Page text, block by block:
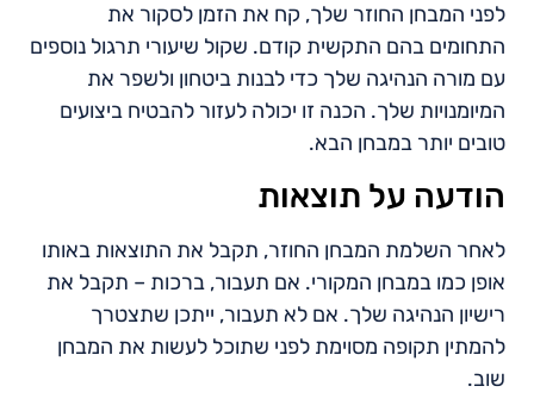
לפני המבחן החוזר שלך, קח את הזמן לסקור את
התחומים בהם התקשית קודם. שקול שיעורי תרגול נוספים
עם מורה הנהיגה שלך כדי לבנות ביטחון ולשפר את
המיומנויות שלך. הכנה זו יכולה לעזור להבטיח ביצועים
טובים יותר במבחן הבא.
הודעה על תוצאות
לאחר השלמת המבחן החוזר, תקבל את התוצאות באותו
אופן כמו במבחן המקורי. אם תעבור, ברכות – תקבל את
רישיון הנהיגה שלך. אם לא תעבור, ייתכן שתצטרך
להמתין תקופה מסוימת לפני שתוכל לעשות את המבחן
שוב.